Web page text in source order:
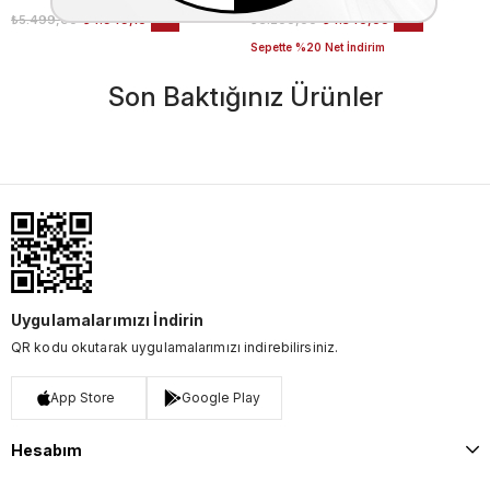
₺4.949,10
₺5.499,00 %10 ₺4.340,00
₺6.200,00
Sepette %20 Net İndirim
%30
Son Baktığınız Ürünler
Uygulamalarımızı İndirin
QR kodu okutarak uygulamalarımızı indirebilirsiniz.
App Store Google Play
Hesabım